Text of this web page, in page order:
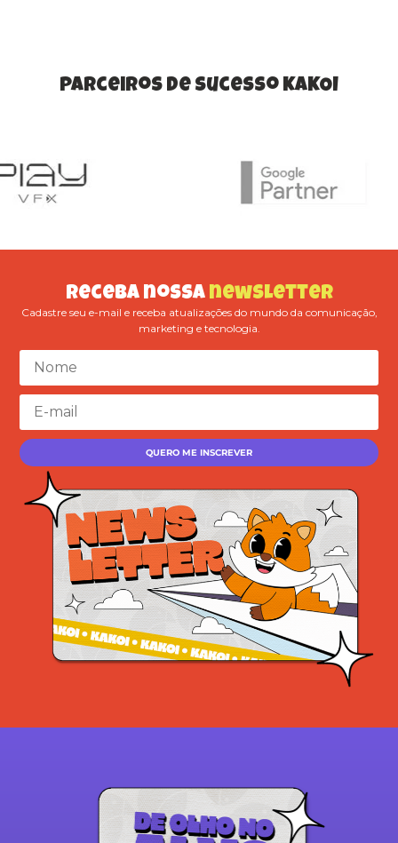
Parceiros de Sucesso KAKOI
Receba nossa newsletter
Cadastre seu e-mail e receba atualizações do mundo da comunicação,
marketing e tecnologia.